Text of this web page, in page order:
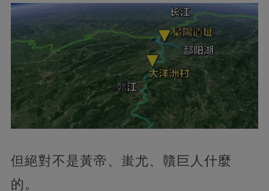
但絕對不是黃帝、蚩尤、贛巨人什麼
的。